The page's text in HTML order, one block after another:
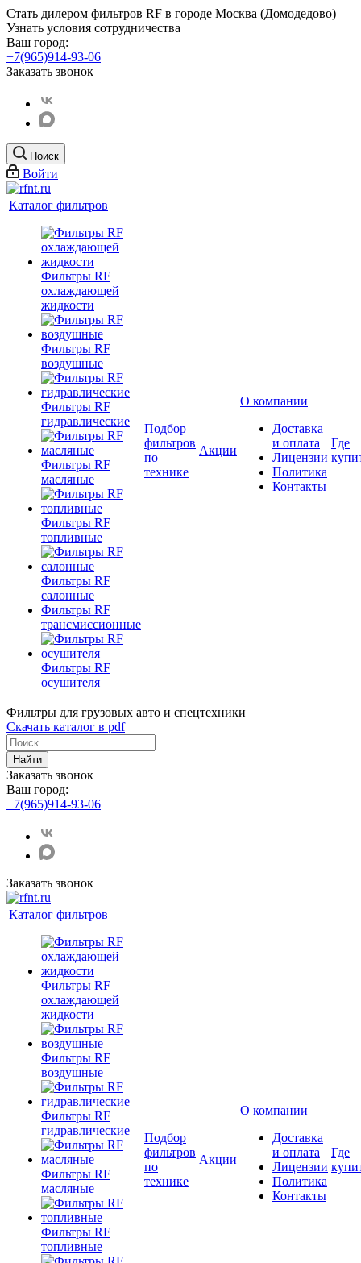
Стать дилером фильтров RF в городе Москва (Домодедово)
Узнать условия сотрудничества
Ваш город:
+7(965)914-93-06
Заказать звонок
Поиск
Войти
Каталог фильтров
Фильтры RF
охлаждающей
жидкости
Фильтры RF
воздушные
Фильтры RF
гидравлические
Фильтры RF
масляные
Фильтры RF
топливные
Фильтры RF
салонные
Фильтры RF
трансмиссионные
Фильтры RF
осушителя
Подбор
фильтров
по
технике
Акции
О компании
Доставка
и оплата
Лицензии
Политика
Контакты
Где
Фильтры для грузовых авто и спецтехники
Скачать каталог в pdf
Найти
Заказать звонок
Ваш город:
+7(965)914-93-06
Заказать звонок
Каталог фильтров
Фильтры RF
охлаждающей
жидкости
Фильтры RF
воздушные
Фильтры RF
гидравлические
Фильтры RF
масляные
Фильтры RF
топливные
Подбор
фильтров
по
технике
Акции
О компании
Доставка
и оплата
Лицензии
Политика
Контакты
Где